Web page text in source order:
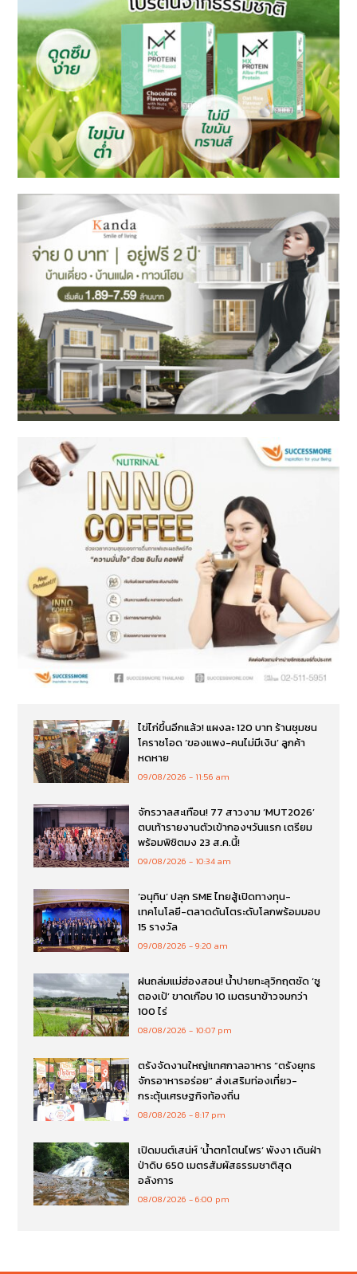
ไข่ไก่ขึ้นอีกแล้ว! แผงละ 120 บาท ร้านชุมชน
โคราชโอด ‘ของแพง-คนไม่มีเงิน’ ลูกค้า
หดหาย
09/08/2026 11:56 am
จักรวาลสะเทือน! 77 สาวงาม ‘MUT2026’
ตบเท้ารายงานตัวเข้ากองฯวันแรก เตรียม
พร้อมพิชิตมง 23 ส.ค.นี้!
09/08/2026 10:34 am
‘อนุทิน’ ปลุก SME ไทยสู้เปิดทางทุน-
เทคโนโลยี-ตลาดดันโตระดับโลกพร้อมมอบ
15 รางวัล
09/08/2026 9:20 am
ฝนถล่มแม่ฮ่องสอน! น้ำปายทะลุวิกฤตซัด ‘ซู
ตองเป้’ ขาดเกือบ 10 เมตรนาข้าวจมกว่า
100 ไร่
08/08/2026 10:07 pm
ตรังจัดงานใหญ่!เทศกาลอาหาร “ตรังยุทธ
จักรอาหารอร่อย” ส่งเสริมท่องเที่ยว-
กระตุ้นเศรษฐกิจท้องถิ่น
08/08/2026 8:17 pm
เปิดมนต์เสน่ห์ ‘น้ำตกโตนไพร’ พังงา เดินฝ่า
ป่าดิบ 650 เมตรสัมผัสธรรมชาติสุด
อลังการ
08/08/2026 6:00 pm